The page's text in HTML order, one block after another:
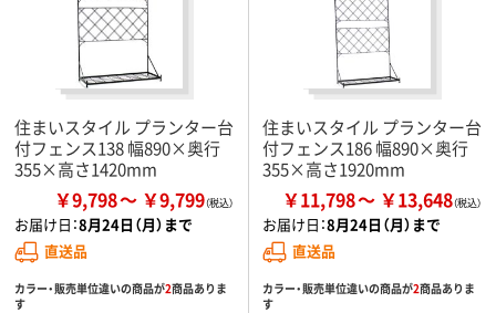
住まいスタイル プランター台
付フェンス138 幅890×奥行
355×高さ1420mm
￥9,798 ￥9,799
お届け日：8月24日（月）まで
直送品
カラー・販売単位違いの商品が2商品ありま
す
住まいスタイル プランター台
付フェンス186 幅890×奥行
355×高さ1920mm
￥11,798 ￥13,648
お届け日：8月24日（月）まで
直送品
カラー・販売単位違いの商品が2商品ありま
す